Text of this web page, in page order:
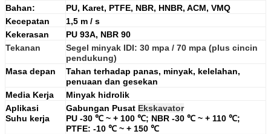
Bahan:
PU, Karet, PTFE, NBR, HNBR, ACM, VMQ
Kecepatan
1,5 m / s
Kekerasan
PU 93A, NBR 90
Tekanan
Segel minyak IDI: 30 mpa / 70 mpa (plus cincin
pendukung)
Masa depan
Tahan terhadap panas, minyak, kelelahan,
penuaan dan gesekan
Media Kerja
Minyak hidrolik
Aplikasi
Suhu kerja
Gabungan Pusat Ekskavator
PU -30 ℃ ~ + 100 ℃; NBR -30 ℃ ~ + 110 ℃;
PTFE: -10 ℃ ~ + 150 ℃